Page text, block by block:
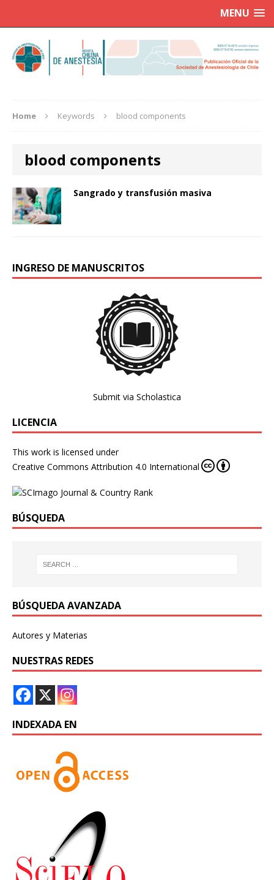
MENU
Home Keywords blood components
blood components
Sangrado y transfusión masiva
INGRESO DE MANUSCRITOS
Submit via Scholastica
LICENCIA
This work is licensed under
Creative Commons Attribution 4.0 International
BÚSQUEDA
BÚSQUEDA AVANZADA
Autores y Materias
NUESTRAS REDES
INDEXADA EN